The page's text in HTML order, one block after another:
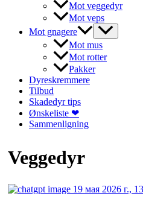
Mot veggedyr
Mot veps
Mot gnagere
Mot mus
Mot rotter
Pakker
Dyreskremmere
Tilbud
Skadedyr tips
Ønskeliste ❤
Sammenligning
Veggedyr